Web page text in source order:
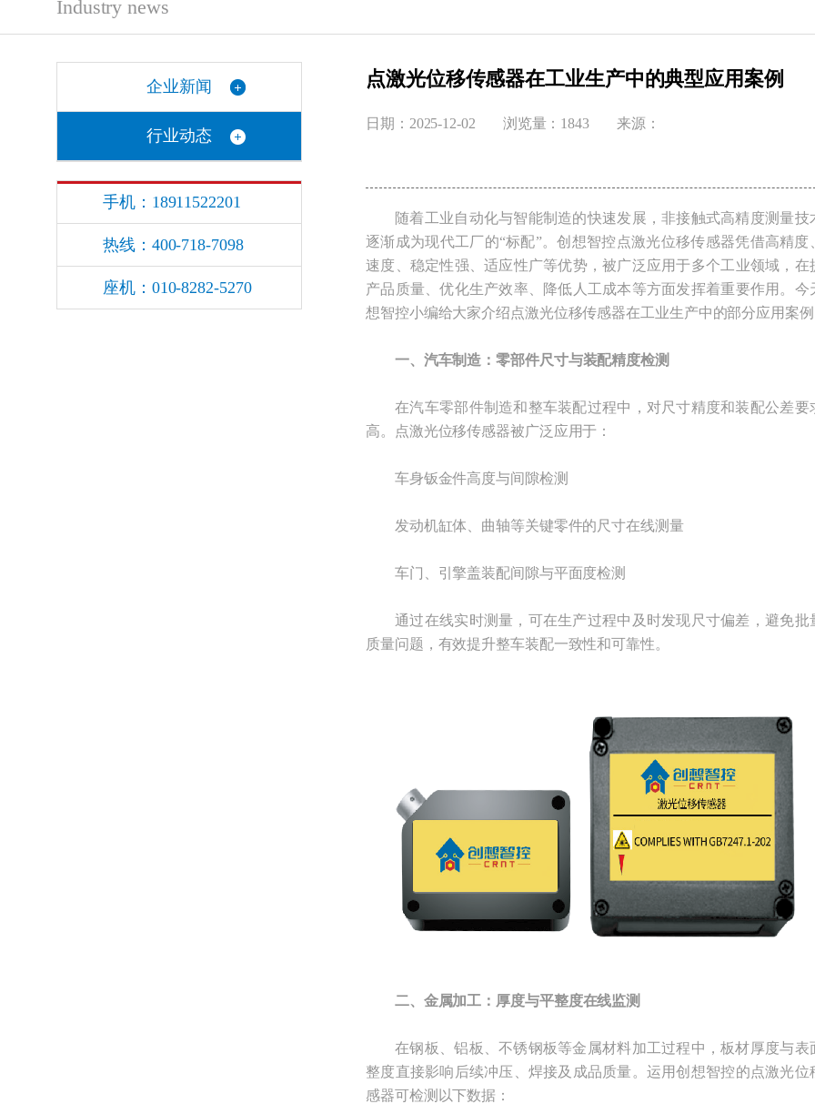
Industry news
点激光位移传感器在工业生产中的典型应用案例
日期：2025-12-02 浏览量：1843 来源：
随着工业自动化与智能制造的快速发展，非接触式高精度测量技
逐渐成为现代工厂的“标配”。创想智控点激光位移传感器凭借高精度
速度、稳定性强、适应性广等优势，被广泛应用于多个工业领域，在
产品质量、优化生产效率、降低人工成本等方面发挥着重要作用。今
想智控小编给大家介绍点激光位移传感器在工业生产中的部分应用案例
一、汽车制造：零部件尺寸与装配精度检测
在汽车零部件制造和整车装配过程中，对尺寸精度和装配公差要
高。点激光位移传感器被广泛应用于：
车身钣金件高度与间隙检测
发动机缸体、曲轴等关键零件的尺寸在线测量
车门、引擎盖装配间隙与平面度检测
通过在线实时测量，可在生产过程中及时发现尺寸偏差，避免批
质量问题，有效提升整车装配一致性和可靠性。
二、金属加工：厚度与平整度在线监测
在钢板、铝板、不锈钢板等金属材料加工过程中，板材厚度与表
整度直接影响后续冲压、焊接及成品质量。运用创想智控的点激光位
感器可检测以下数据：
企业新闻
行业动态
手机：18911522201
热线：400-718-7098
座机：010-8282-5270